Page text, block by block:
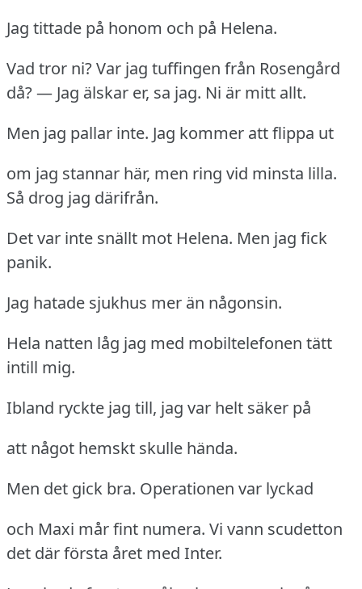
Jag tittade på honom och på Helena.
Vad tror ni?Var jag tuffingen från Rosengård
då?— Jag älskar er, sa jag. Ni är mitt allt.
Men jag pallar inte. Jag kommer att flippa ut
om jag stannar här, men ring vid minsta lilla.
Så drog jag därifrån.
Det var inte snällt mot Helena. Men jag fick
panik.
Jag hatade sjukhus mer än någonsin.
Hela natten låg jag med mobiltelefonen tätt
intill mig.
Ibland ryckte jag till, jag var helt säker på
att något hemskt skulle hända.
Men det gick bra. Operationen var lyckad
och Maxi mår fint numera. Vi vann scudetton
det där första året med Inter.